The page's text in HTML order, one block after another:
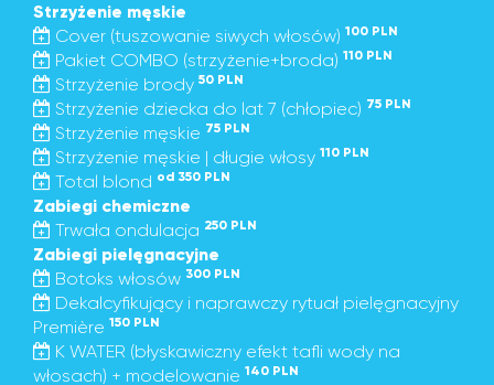
Strzyżenie męskie
Cover (tuszowanie siwych włosów) 100 PLN
Pakiet COMBO (strzyżenie+broda) 110 PLN
Strzyżenie brody 50 PLN
Strzyżenie dziecka do lat 7 (chłopiec) 75 PLN
Strzyżenie męskie 75 PLN
Strzyżenie męskie | długie włosy 110 PLN
Total blond od 350 PLN
Zabiegi chemiczne
Trwała ondulacja 250 PLN
Zabiegi pielęgnacyjne
Botoks włosów 300 PLN
Dekalcyfikujący i naprawczy rytuał pielęgnacyjny
Première 150 PLN
K WATER (błyskawiczny efekt tafli wody na
włosach) + modelowanie 140 PLN